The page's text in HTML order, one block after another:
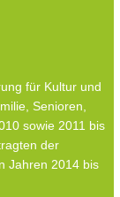
für Kultur und
Senioren,
sowie 2011 bis
der
Jahren 2014 bis